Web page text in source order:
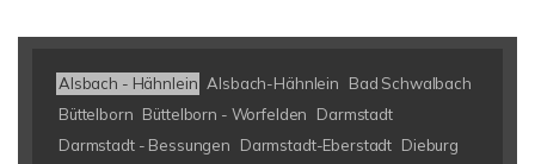
Alsbach - Hähnlein Alsbach-Hähnlein
Bad Schwalbach
Büttelborn Büttelborn - Worfelden
Darmstadt
Darmstadt - Bessungen
Darmstadt-Eberstadt Dieburg